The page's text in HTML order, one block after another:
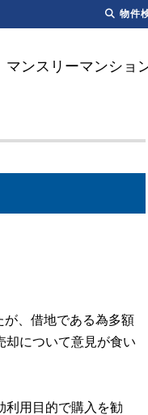
マンスリーマンショ
、借地である為多額
却について意見が食い
利用目的で購入を勧
物件